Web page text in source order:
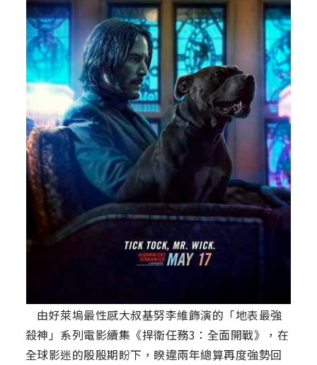
由好萊塢最性感大叔基努李維飾演的「地表最強
殺神」系列電影續集《捍衛任務3：全面開戰》，在
全球影迷的殷殷期盼下，睽違兩年總算再度強勢回